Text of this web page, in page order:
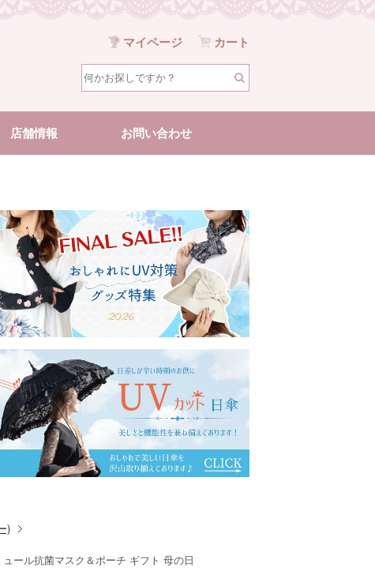
マイページ カート
店舗情報 お問い合わせ
)
ール抗菌マスク＆ポーチ ギフト 母の日